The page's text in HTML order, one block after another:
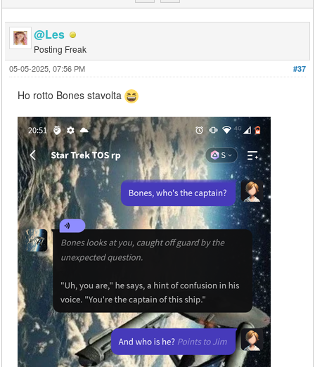
@Les
Posting Freak
#37
05-05-2025, 07:56 PM
Ho rotto Bones stavolta